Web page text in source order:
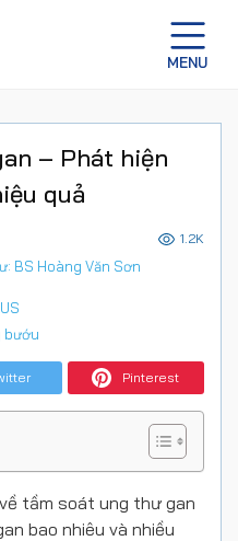
– Phát hiện
quả
1.2K
BS Hoàng Văn Sơn
bướu
Pinterest
tầm soát ung thư gan
bao nhiêu và nhiều